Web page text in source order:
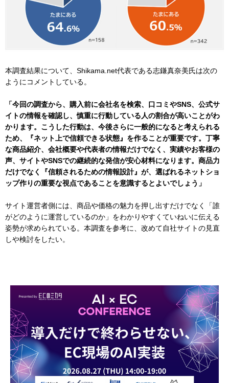
本調査結果について、Shikama.net代表である志鎌真奈美氏は次の
ようにコメントしている。
「今回の調査から、購入前に会社名を検索、口コミやSNS、公式サ
イトの情報を確認し、慎重に行動している人の割合が高いことがわ
かります。こうした行動は、今後さらに一般的になると考えられる
ため、『ネット上で信頼できる状態』を作ることが重要です。丁寧
な商品紹介、会社概要や代表者の情報だけでなく、実績やお客様の
声、サイトやSNSでの継続的な発信が安心材料になります。商品力
だけでなく『信頼されるための情報設計』が、選ばれるネットショ
ップ作りの重要な視点であることを意識するとよいでしょう」
サイト運営者側には、商品や価格の魅力を押し出すだけでなく「誰
がどのように運営しているのか」をわかりやすくていねいに伝える
姿勢が求められている。本調査を参考に、改めて自社サイトの見直
しや検討をしたい。